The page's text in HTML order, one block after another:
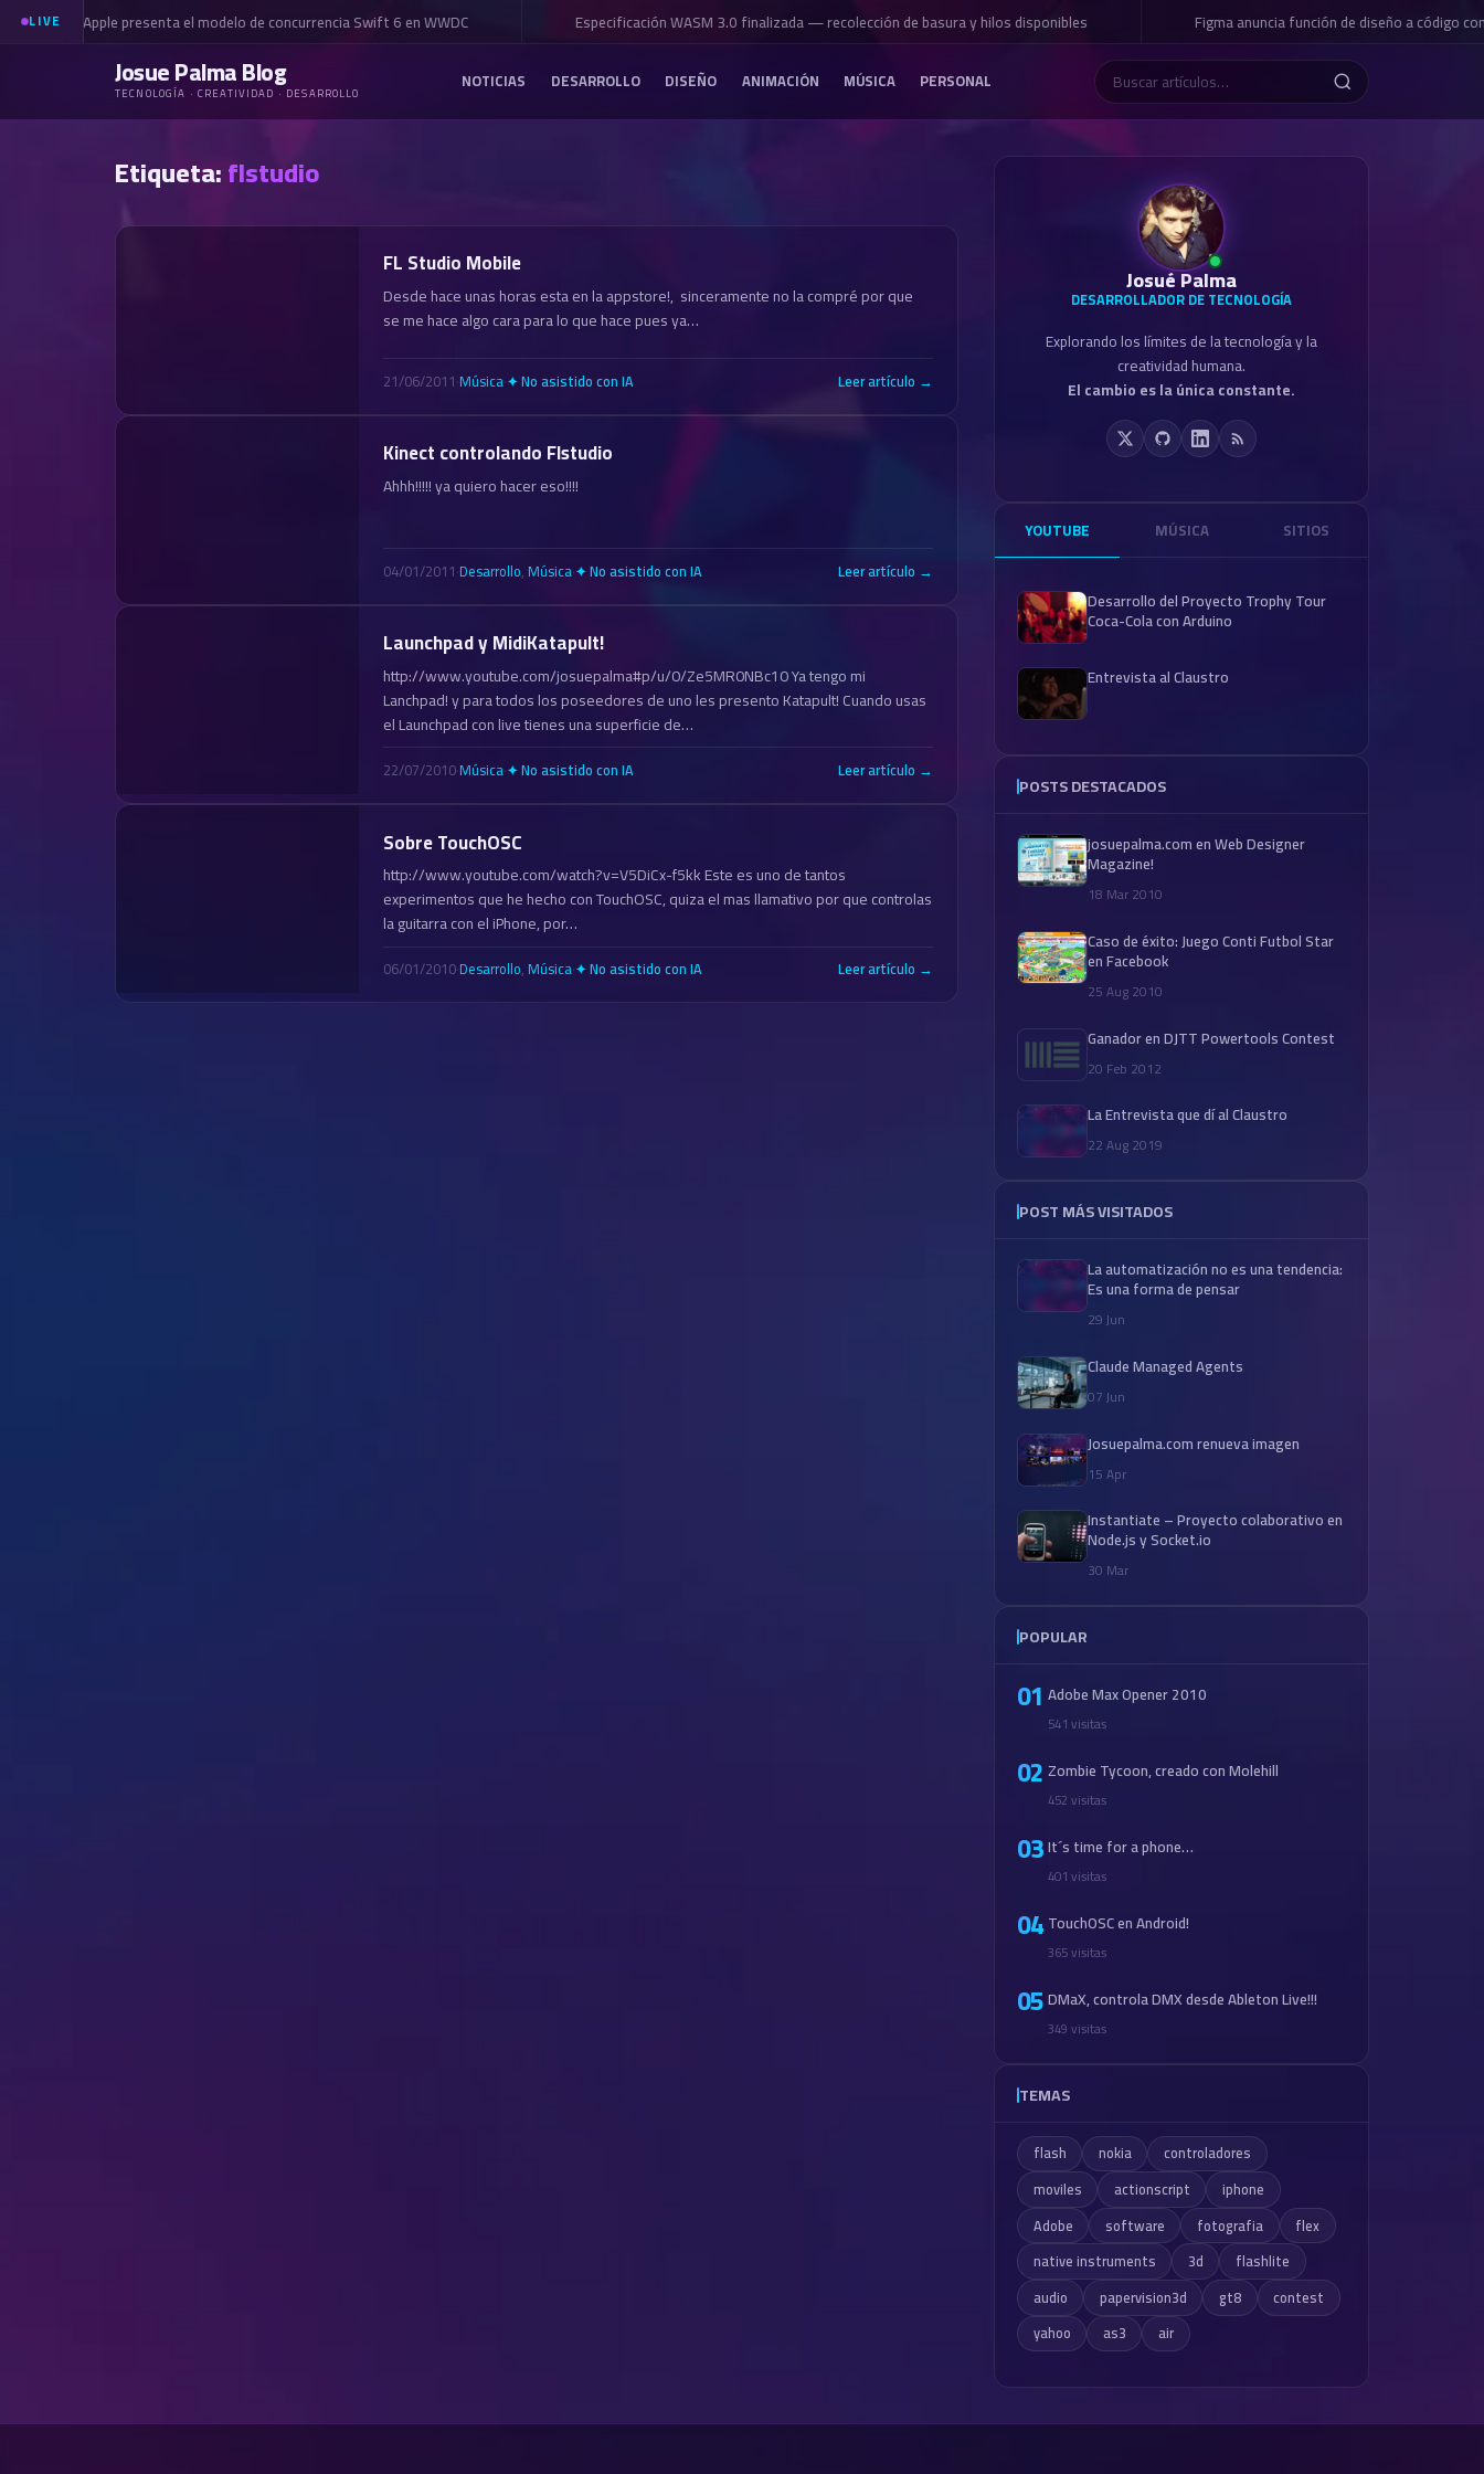
LIVE Apple presenta el modelo de concurrencia Swift 6 en WWDC Especificación WASM 3.0 finalizada — recolección de basura y hilos disponibles Figma anuncia función de diseño a código
Josue Palma Blog
TECNOLOGÍA · CREATIVIDAD · DESARROLLO NOTICIAS DESARROLLO DISEÑO ANIMACIÓN MÚSICA PERSONAL
Etiqueta:flstudio
FL Studio Mobile
Desde hace unas horas esta en la appstore!, sinceramente no la compré por que
se me hace algo cara para lo que hace pues ya…
21/06/2011·Música·✦ No asistido con IA Leer artículo →
Kinect controlando Flstudio
Ahhh!!!!! ya quiero hacer eso!!!!
04/01/2011·Desarrollo, Música·✦ No asistido con IA Leer artículo →
Launchpad y MidiKatapult!
http://www.youtube.com/josuepalma#p/u/0/Ze5MR0NBc10 Ya tengo mi
Lanchpad! y para todos los poseedores de uno les presento Katapult! Cuando usas
el Launchpad con live tienes una superficie de…
22/07/2010·Música·✦ No asistido con IA Leer artículo →
Sobre TouchOSC
http://www.youtube.com/watch?v=V5DiCx-f5kk Este es uno de tantos
experimentos que he hecho con TouchOSC, quiza el mas llamativo por que controlas
la guitarra con el iPhone, por…
06/01/2010·Desarrollo, Música✦ No asistido con IA Leer artículo →
Josué Palma
DESARROLLADOR DE TECNOLOGÍA
Explorando los límites de la tecnología y la
creatividad humana.
El cambio es la única constante.
YOUTUBE MÚSICA SITIOS
Desarrollo del Proyecto Trophy Tour
Coca-Cola con Arduino
Entrevista al Claustro
POSTS DESTACADOS
josuepalma.com en Web Designer
Magazine!
18 Mar 2010
Caso de éxito: Juego Conti Futbol Star
en Facebook
25 Aug 2010
Ganador en DJTT Powertools Contest
20 Feb 2012
La Entrevista que dí al Claustro
22 Aug 2019
POST MÁS VISITADOS
La automatización no es una tendencia:
Es una forma de pensar
29 Jun
Claude Managed Agents
07 Jun
Josuepalma.com renueva imagen
15 Apr
Instantiate – Proyecto colaborativo en
Node.js y Socket.io
30 Mar
POPULAR
01 Adobe Max Opener 2010
541 visitas
02Zombie Tycoon, creado con Molehill
452 visitas
03It´s time for a phone…
401 visitas
04TouchOSC en Android!
365 visitas
05DMaX, controla DMX desde Ableton Live!!!
349 visitas
TEMAS
flash nokia
controladores
moviles
actionscript
iphone
Adobe
software fotografia
flex
native instruments
3d
flashlite
audio
papervision3d gt8
contest
yahoo
as3 air